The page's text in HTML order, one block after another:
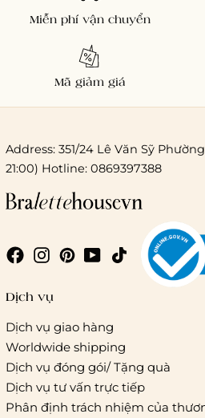
Miễn phí vận chuyển
Mã giảm giá
Address: 351/24 Lê Văn Sỹ
21:00) Hotline: 0869397388
Dịch vụ
Dịch vụ giao hàng
Worldwide shipping
Dịch vụ đóng gói/ Tặng quà
Dịch vụ tư vấn trực tiếp
Phân định trách nhiệm của